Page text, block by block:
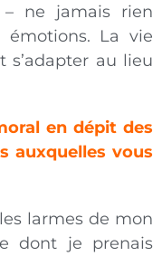
ne jamais rien
La vie
au lieu
en dépit des
auxquelles vous
larmes de mon
dont je prenais